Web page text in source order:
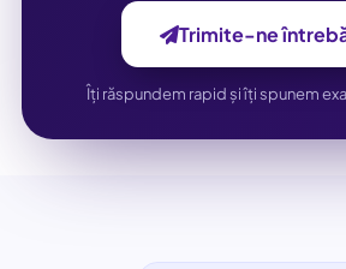
Trimite-ne
Îți răspundem rapid și îți spunem